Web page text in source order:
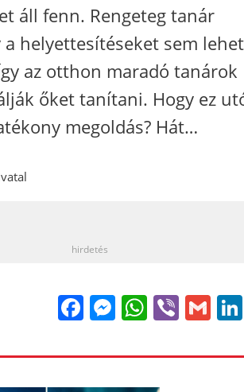
áll fenn. Rengeteg tanár
a helyettesítéseket sem lehet
az otthon maradó tanárok
őket tanítani. Hogy ez
megoldás? Hát…
hirdetés
FacebookViber